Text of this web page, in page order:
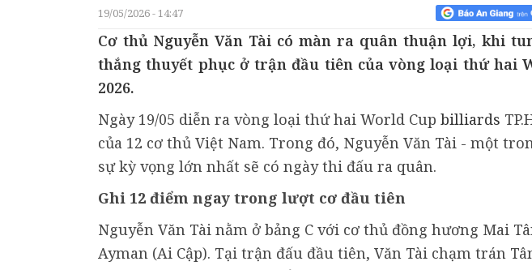
19/05/2026 - 14:47
Cơ thủ Nguyễn Văn Tài có màn ra quân thuận lợi, khi
thắng thuyết phục ở trận đầu tiên của vòng loại thứ hai
2026.
Ngày 19/05 diễn ra vòng loại thứ hai World Cup billiards
của 12 cơ thủ Việt Nam. Trong đó, Nguyễn Văn Tài - một
sự kỳ vọng lớn nhất sẽ có ngày thi đấu ra quân.
Ghi 12 điểm ngay trong lượt cơ đầu tiên
Nguyễn Văn Tài nằm ở bảng C với cơ thủ đồng hương Mai
Ayman (Ai Cập). Tại trận đấu đầu tiên, Văn Tài chạm trán